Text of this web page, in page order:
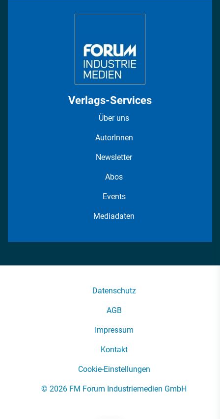
Verlags-Services
Über uns
AutorInnen
Newsletter
Abos
Events
Mediadaten
Datenschutz
AGB
Impressum
Kontakt
Cookie-Einstellungen
© 2026 FM Forum Industriemedien GmbH